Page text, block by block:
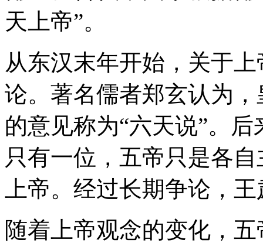
天上帝”。
从东汉末年开始，关于
论。著名儒者郑玄认为
的意见称为“六天说”。
只有一位，五帝只是各
上帝。经过长期争论，
随着上帝观念的变化，